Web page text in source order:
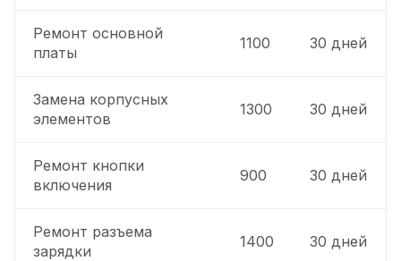
Ремонт основной
платы
1100 30 дней
Замена корпусных
элементов
1300 30 дней
Ремонт кнопки
включения
900 30 дней
Ремонт разъема
зарядки
1400 30 дней